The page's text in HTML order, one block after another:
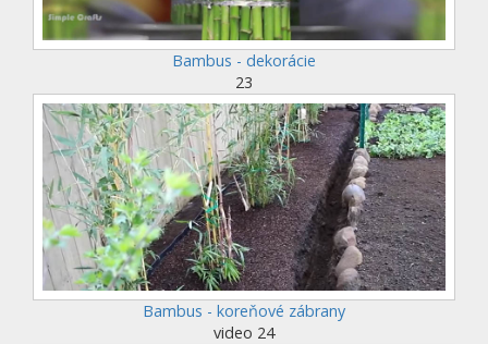
Bambus - dekorácie
23
Bambus - koreňové zábrany
video 24